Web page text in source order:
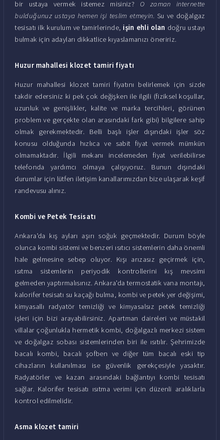
bir ustaya vermek istemez misiniz? O zaman internette
bulduğunuz ustaya hemen işi teslim etmeyin. Su ve doğalgaz
tesisatı ilk kurulum ve tamirlerinde, işin ehli olan doğru ustayı
bulmak için adayları dikkatlice kıyaslamanızı öneririz.
Huzur mahallesi klozet tamiri fiyatı
Huzur mahallesi klozet tamiri fiyatını belirlemek için sizde
takdir edersiniz ki pek çok değişken ile ilgili (fiziksel koşullar,
uzunluk ve genişlikler, kalite ve marka tercihleri, görünen
problem ve gerçekte olan arasındaki fark gibi) bilgilere sahip
olmak gerekmektedir. Belli başlı işler dışındaki işler söz
konusu olduğunda hızlıca ve sabit fiyat vermek mümkün
olmamaktadır. İlgili mekanı incelemeden fiyat verilebilirse
telefonda yardımcı olmaya çalışıyoruz. Bunun dışındaki
durumlar için lütfen iletişim kanallarımızdan bize ulaşarak keşif
randevusu alınız.
Kombi ve Petek Tesisatı
Ankara'da kış ayları aşırı soğuk geçmektedir. Durum böyle
olunca kombi sistemi ve benzeri ısıtıcı sistemlerin daha önemli
hale gelmesine sebep oluyor. Kışı arızasız geçirmek için,
ısıtma sistemlerin periyodik kontrollerini kış mevsimi
gelmeden yaptırmalısınız. Ankara'da termostatik vana montajı,
kalorifer tesisatı su kaçağı bulma, kombi ve petek yer değişimi,
kimyasallı radyatör temizliği ve kimyasalsız petek temizliği
işleri için bizi arayabilirsiniz. Apartman daireleri ve müstakil
villalar çoğunlukla hermetik kombi, doğalgazlı merkezi sistem
ve doğalgaz sobası sistemlerinden biri ile ısıtılır. Şehrimizde
bacalı kombi, bacalı şofben ve diğer tüm bacalı eski tip
cihazların kullanılması ise güvenlik gerekçesiyle yasaktır.
Radyatörler ve kazan arasındaki bağlantıyı kombi tesisatı
sağlar. Kalorifer tesisatı ısıtma verimi için düzenli aralıklarla
kontrol edilmelidir.
Asma klozet tamiri